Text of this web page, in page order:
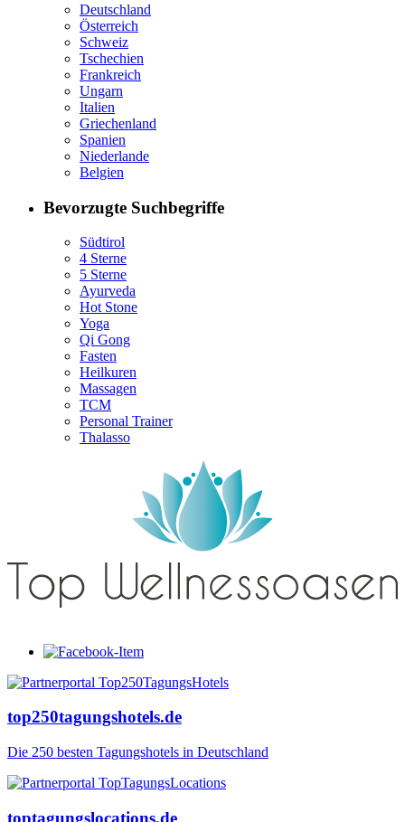
Deutschland
Österreich
Schweiz
Tschechien
Frankreich
Ungarn
Italien
Griechenland
Spanien
Niederlande
Belgien
Bevorzugte Suchbegriffe
Südtirol
4 Sterne
5 Sterne
Ayurveda
Hot Stone
Yoga
Qi Gong
Fasten
Heilkuren
Massagen
TCM
Personal Trainer
Thalasso
top250tagungshotels.de
Die 250 besten Tagungshotels in Deutschland
toptagungslocations.de